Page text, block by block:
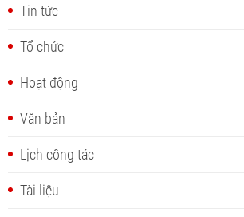
Tin tức
Tổ chức
Hoạt động
Văn bản
Lịch công tác
Tài liệu